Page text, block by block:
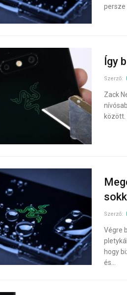
persze
Így
Szerző:
Zack
között.
Szerző:
Végre
hogy
és…